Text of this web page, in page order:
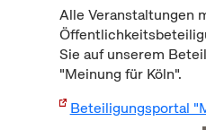
Alle Veranstaltungen
Sie auf unserem
"Meinung für Köln".
Beteiligungsportal